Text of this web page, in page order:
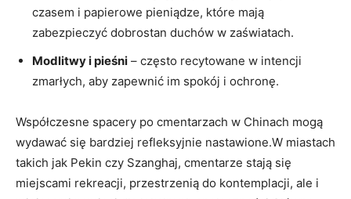
czasem i papierowe pieniądze, które⁤ mają
zabezpieczyć⁤ dobrostan duchów w zaświatach.
Modlitwy i pieśni – często recytowane‍ w intencji
⁢zmarłych, aby zapewnić⁤ im‌ spokój i ochronę.
Współczesne spacery ‍po cmentarzach w Chinach​ mogą
⁢wydawać⁣ się bardziej refleksyjnie nastawione.W⁣ miastach
takich jak Pekin czy⁤ Szanghaj, cmentarze⁤ stają się
miejscami ⁤rekreacji, przestrzenią ​do kontemplacji, ale ​i